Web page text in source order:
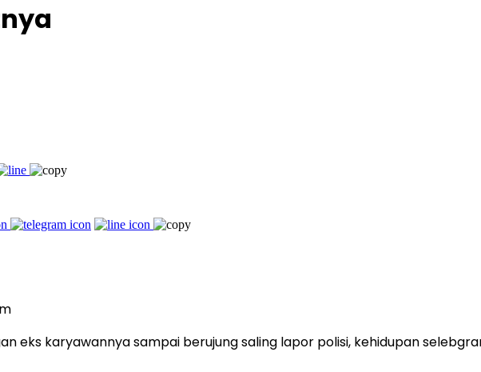
eks karyawannya sampai berujung saling lapor polisi, kehidupan